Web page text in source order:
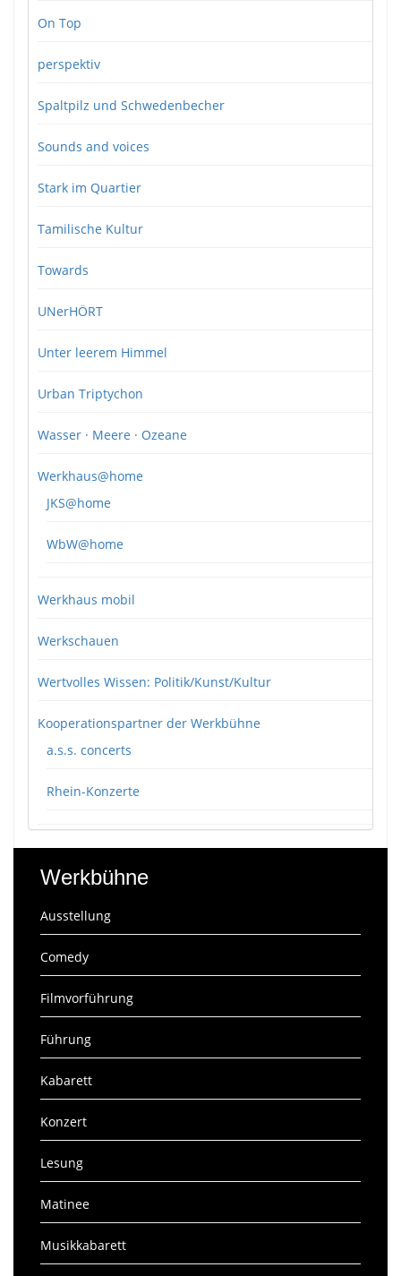
On Top
perspektiv
Spaltpilz und Schwedenbecher
Sounds and voices
Stark im Quartier
Tamilische Kultur
Towards
UNerHÖRT
Unter leerem Himmel
Urban Triptychon
Wasser · Meere · Ozeane
Werkhaus@home
JKS@home
WbW@home
Werkhaus mobil
Werkschauen
Wertvolles Wissen: Politik/Kunst/Kultur
Kooperationspartner der Werkbühne
a.s.s. concerts
Rhein-Konzerte
Werkbühne
Ausstellung
Comedy
Filmvorführung
Führung
Kabarett
Konzert
Lesung
Matinee
Musikkabarett